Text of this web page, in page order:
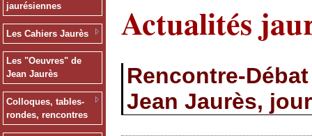
jaurésiennes
Les Cahiers Jaurès
Les "Oeuvres" de
Jean Jaurès
Colloques, tables-
rondes, rencontres
Actualités
Rencontre-
Jean Jaurès,